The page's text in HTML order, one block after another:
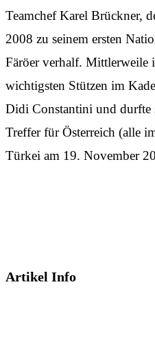
Teamchef Karel Brückner,
2008 zu seinem ersten
Färöer verhalf. Mittlerweile
wichtigsten Stützen im
Didi Constantini und durfte
Treffer für Österreich (alle
Türkei am 19. November
Artikel Info